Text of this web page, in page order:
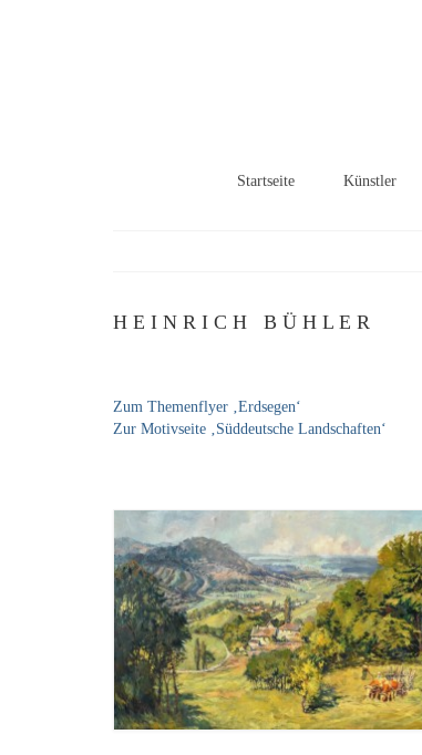
Startseite Künstler
H E I N R I C H B Ü H L E R
Zum Themenflyer ‚Erdsegen‘
Zur Motivseite ‚Süddeutsche Landschaften‘